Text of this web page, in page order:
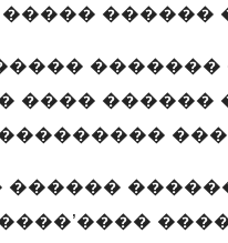
������
���� ������
������